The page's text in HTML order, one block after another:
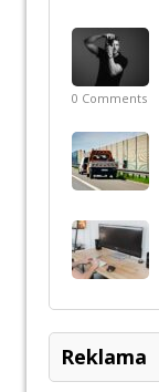
0 Comments
Reklama